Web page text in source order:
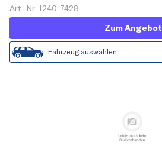
Art.-Nr. 1240-7428
Zum Angebot
Fahrzeug auswählen